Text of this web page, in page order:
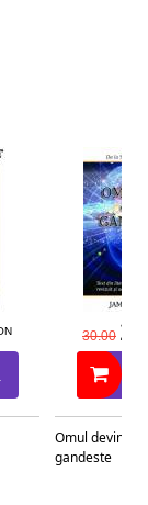
30.00 25
Omul devine
gandeste